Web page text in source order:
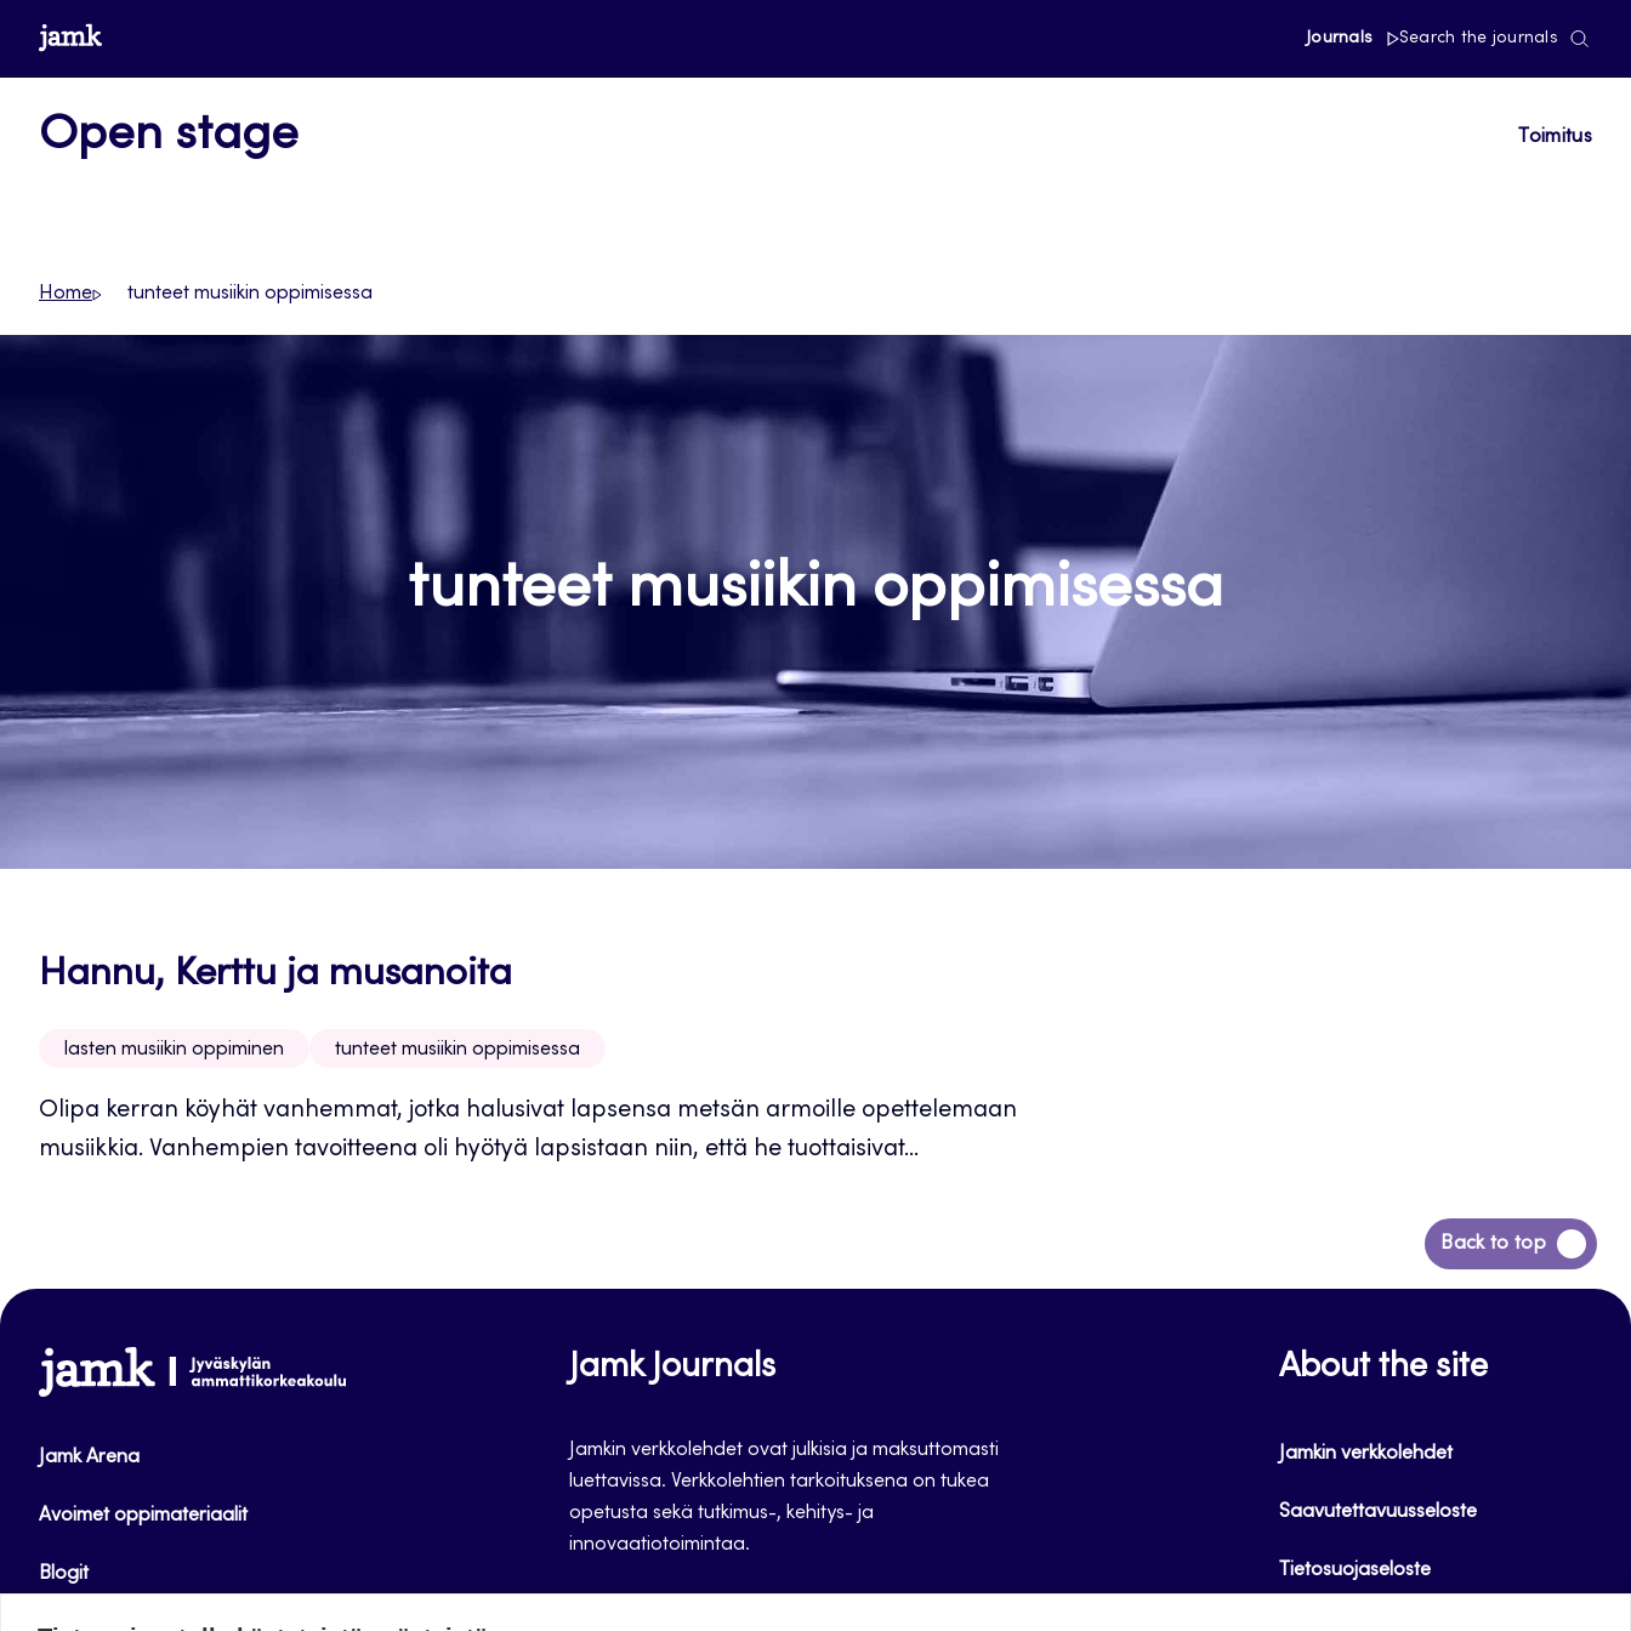
Siirrywww.jamk.fi Journals Search the journals
Open stage Toimitus
Home tunteet musiikin oppimisessa
tunteet musiikin oppimisessa
Hannu, Kerttu ja musanoita
lasten musiikin oppiminen tunteet musiikin oppimisessa
Olipa kerran köyhät vanhemmat, jotka halusivat lapsensa metsän armoille opettelemaan
musiikkia. Vanhempien tavoitteena oli hyötyä lapsistaan niin, että he tuottaisivat...
Back to top
Siirry
takaisin
www.jamk.fi
Jamk Arena
Avoimet oppimateriaalit
Blogit
Jamk Journals
Jamkin verkkolehdet ovat julkisia ja maksuttomasti
luettavissa. Verkkolehtien tarkoituksena on tukea
opetusta sekä tutkimus-, kehitys- ja
innovaatiotoimintaa.
About the site
Jamkin verkkolehdet
Saavutettavuusseloste
Tietosuojaseloste